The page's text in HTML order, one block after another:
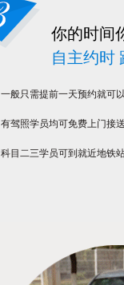
你的时间
自主约时
一般只需提前一天预约就可
有驾照学员均可免费上门接送
科目二三学员可到就近地铁